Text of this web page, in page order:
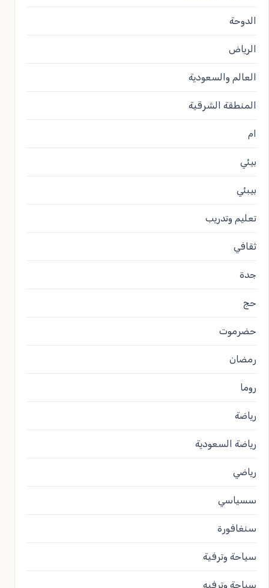
الدوحة
الرياض
العالم والسعودية
المنطقة الشرقية
ام
بيئي
بيبئي
تعليم وتدريب
ثقافي
جدة
حج
حضرموت
رمضان
روما
رياضة
رياضة السعودية
رياضي
سسياسي
سنغافورة
سياحة وترفية
سياحة وترفيه